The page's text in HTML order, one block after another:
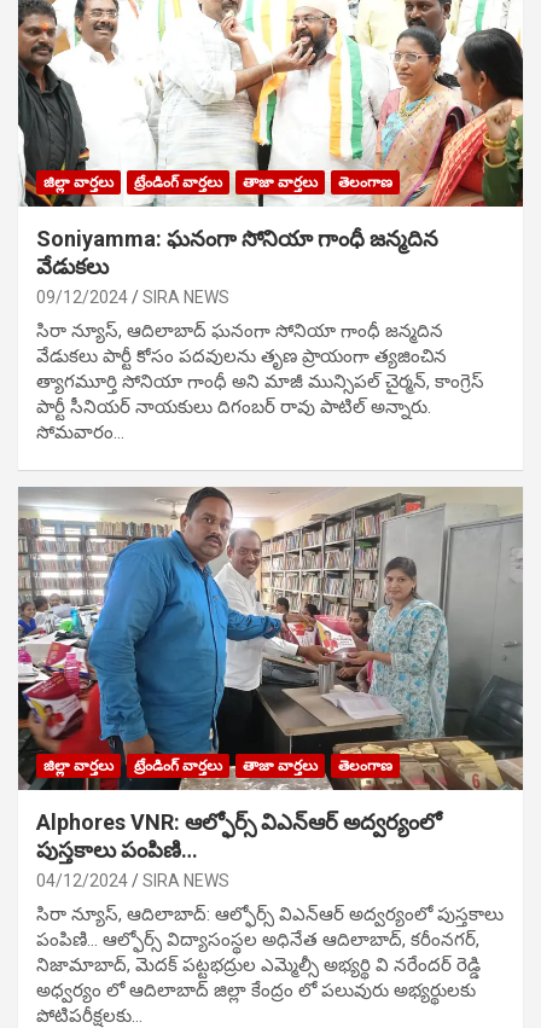
జిల్లా వార్తలు ట్రేండింగ్ వార్తలు తాజా వార్తలు తెలంగాణ
Soniyamma: ఘ‌నంగా సోనియా గాంధీ జ‌న్మ‌దిన
వేడుక‌లు
09/12/2024 SIRA NEWS
సిరా న్యూస్, ఆదిలాబాద్ ఘ‌నంగా సోనియా గాంధీ జ‌న్మ‌దిన
వేడుక‌లు పార్టీ కోసం ప‌ద‌వుల‌ను తృణ ప్రాయంగా త్య‌జించిన
త్యాగమూర్తి సోనియా గాంధీ అని మాజీ మున్సిప‌ల్ చైర్మ‌న్, కాంగ్రెస్
పార్టీ సీనియ‌ర్ నాయ‌కులు దిగంబ‌ర్ రావు పాటిల్ అన్నారు.
సోమవారం…
జిల్లా వార్తలు ట్రేండింగ్ వార్తలు తాజా వార్తలు తెలంగాణ
Alphores VNR: ఆల్ఫోర్స్ విఎన్ఆర్ అద్వర్యంలో
పుస్తకాలు పంపిణి…
04/12/2024 SIRA NEWS
సిరా న్యూస్, ఆదిలాబాద్: ఆల్ఫోర్స్ విఎన్ఆర్ అద్వర్యంలో పుస్తకాలు
పంపిణి… ఆల్ఫోర్స్ విద్యాసంస్థల అధినేత ఆదిలాబాద్, కరీంనగర్,
నిజామాబాద్, మెదక్ పట్టభద్రుల ఎమ్మెల్సీ అభ్యర్థి వి నరేందర్ రెడ్డి
అధ్వర్యం లో ఆదిలాబాద్ జిల్లా కేంద్రం లో పలువురు అభ్యర్థులకు
పోటిప‌రీక్ష‌ల‌కు…